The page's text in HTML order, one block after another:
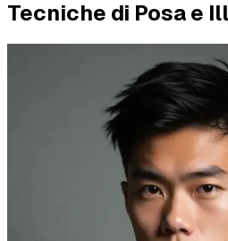
Tecniche di Posa e